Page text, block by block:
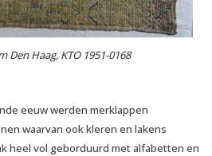
Den Haag, KTO 1951-0168
eeuw werden merklappen
waarvan ook kleren en lakens
heel vol geborduurd met alfabetten en